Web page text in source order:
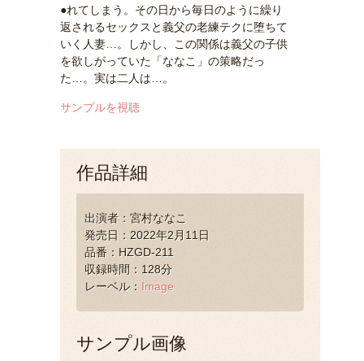
●れてしまう。その日から毎日のように繰り
返されるセックスと義父の老練テクに堕ちて
いく人妻…。しかし、この関係は義父の子供
を欲しがっていた「ななこ」の策略だっ
た…。実は二人は…。
サンプルを視聴
作品詳細
出演者：宮村ななこ
発売日：2022年2月11日
品番：HZGD-211
収録時間：128分
レーベル： Image
サンプル画像